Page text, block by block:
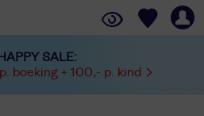
SALE:
boeking + 100,- p. kind